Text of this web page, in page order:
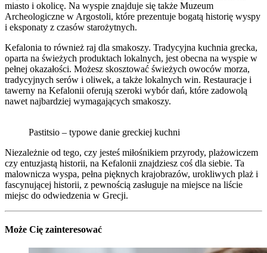
miasto i okolicę. Na wyspie znajduje się także Muzeum
Archeologiczne w Argostoli, które prezentuje bogatą historię wyspy
i eksponaty z czasów starożytnych.
Kefalonia to również raj dla smakoszy. Tradycyjna kuchnia grecka,
oparta na świeżych produktach lokalnych, jest obecna na wyspie w
pełnej okazałości. Możesz skosztować świeżych owoców morza,
tradycyjnych serów i oliwek, a także lokalnych win. Restauracje i
tawerny na Kefalonii oferują szeroki wybór dań, które zadowolą
nawet najbardziej wymagających smakoszy.
Pastitsio – typowe danie greckiej kuchni
Niezależnie od tego, czy jesteś miłośnikiem przyrody, plażowiczem
czy entuzjastą historii, na Kefalonii znajdziesz coś dla siebie. Ta
malownicza wyspa, pełna pięknych krajobrazów, urokliwych plaż i
fascynującej historii, z pewnością zasługuje na miejsce na liście
miejsc do odwiedzenia w Grecji.
Może Cię zainteresować